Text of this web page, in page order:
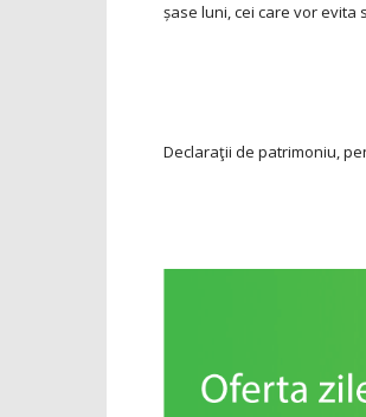
șase luni, cei care vor
Declaraţii de patrimoniu,